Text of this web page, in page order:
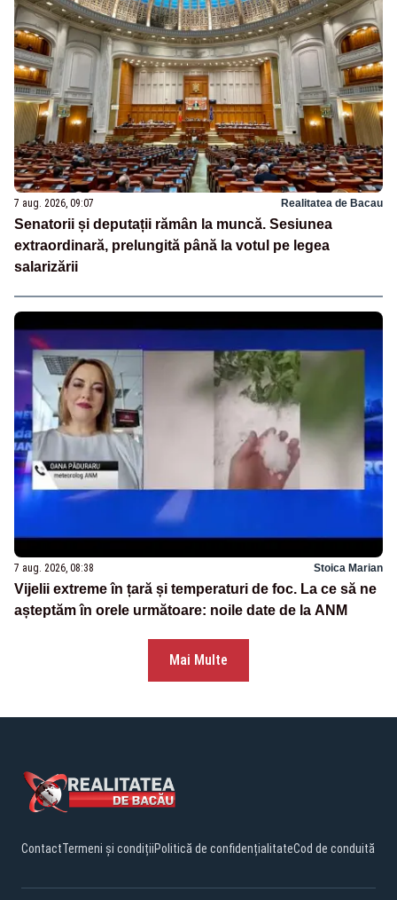
7 aug. 2026, 09:07 Realitatea de Bacau
Senatorii și deputații rămân la muncă. Sesiunea
extraordinară, prelungită până la votul pe legea
salarizării
7 aug. 2026, 08:38 Stoica Marian
Vijelii extreme în țară și temperaturi de foc. La ce să ne
așteptăm în orele următoare: noile date de la ANM
Mai Multe
ContactTermeni și condițiiPolitică de confidențialitateCod de conduită